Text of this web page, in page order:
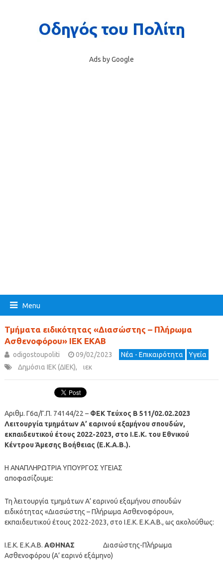
Ads by Google
Menu
Τμήματα ειδικότητας «Διασώστης – Πλήρωμα
Ασθενοφόρου» ΙΕΚ ΕΚΑΒ
odigostoupoliti 09/02/2023 Νέα - Επικαιρότητα
Υγεία
Δημόσια ΙΕΚ (ΔΙΕΚ), ιεκ
Αριθμ. Γ6α/Γ.Π. 74144/22 – ΦΕΚ Τεύχος Β 511/02.02.2023
Λειτουργία τμημάτων Α’ εαρινού εξαμήνου σπουδών,
εκπαιδευτικού έτους 2022-2023, στο Ι.Ε.Κ. του Εθνικού
Κέντρου Άμεσης Βοήθειας (Ε.Κ.Α.Β.).
Η ΑΝΑΠΛΗΡΩΤΡΙΑ ΥΠΟΥΡΓΟΣ ΥΓΕΙΑΣ
αποφασίζουμε:
Τη λειτουργία τμημάτων Α’ εαρινού εξαμήνου σπουδών
ειδικότητας «Διασώστης – Πλήρωμα Ασθενοφόρου»,
εκπαιδευτικού έτους 2022-2023, στο Ι.Ε.Κ. Ε.Κ.Α.Β., ως ακολούθως:
Ι.Ε.Κ. Ε.Κ.Α.Β. ΑΘΗΝΑΣ Διασώστης-Πλήρωμα
Ασθενοφόρου (Α’ εαρινό εξάμηνο)